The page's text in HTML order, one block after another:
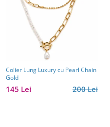
Colier Lung Luxury cu Pearl Chain
Gold
200 Lei
145 Lei